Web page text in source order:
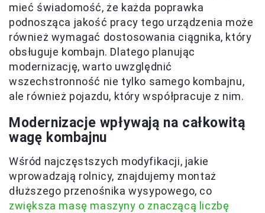
mieć świadomość, że każda poprawka
podnosząca jakość pracy tego urządzenia może
również wymagać dostosowania ciągnika, który
obsługuje kombajn. Dlatego planując
modernizację, warto uwzględnić
wszechstronność nie tylko samego kombajnu,
ale również pojazdu, który współpracuje z nim.
Modernizacje wpływają na całkowitą
wagę kombajnu
Wśród najczęstszych modyfikacji, jakie
wprowadzają rolnicy, znajdujemy montaż
dłuższego przenośnika wysypowego, co
zwiększa masę maszyny o znaczącą liczbę